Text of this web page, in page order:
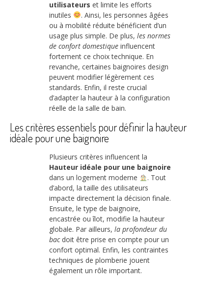
utilisateurs et limite les efforts
inutiles
. Ainsi, les personnes âgées
ou à mobilité réduite bénéficient d’un
usage plus simple. De plus, les normes
de confort domestique influencent
fortement ce choix technique. En
revanche, certaines baignoires design
peuvent modifier légèrement ces
standards. Enfin, il reste crucial
d’adapter la hauteur à la configuration
réelle de la salle de bain.
Les critères essentiels pour définir la hauteur
idéale pour une baignoire
Plusieurs critères influencent la
Hauteur idéale pour une baignoire
dans un logement moderne
. Tout
d’abord, la taille des utilisateurs
impacte directement la décision finale.
Ensuite, le type de baignoire,
encastrée ou îlot, modifie la hauteur
globale. Par ailleurs, la profondeur du
bacdoit être prise en compte pour un
confort optimal. Enfin, les contraintes
techniques de plomberie jouent
également un rôle important.